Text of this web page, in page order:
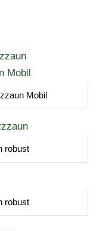
Mobil
robust
robust